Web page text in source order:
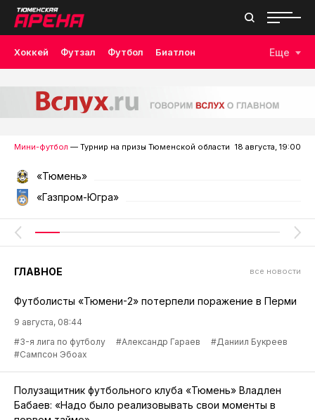
Хоккей Футзал Футбол Биатлон Еще
Мини-футбол — Турнир на призы Тюменской области 18 августа, 19:00
«Тюмень»
«Газпром-Югра»
ГЛАВНОЕ все новости
Футболисты «Тюмени-2» потерпели поражение в Перми
9 августа, 08:44
#3-я лига по футболу
#Александр Гараев
#Даниил Букреев
#Сампсон Эбоах
Полузащитник футбольного клуба «Тюмень» Владлен
Бабаев: «Надо было реализовывать свои моменты в